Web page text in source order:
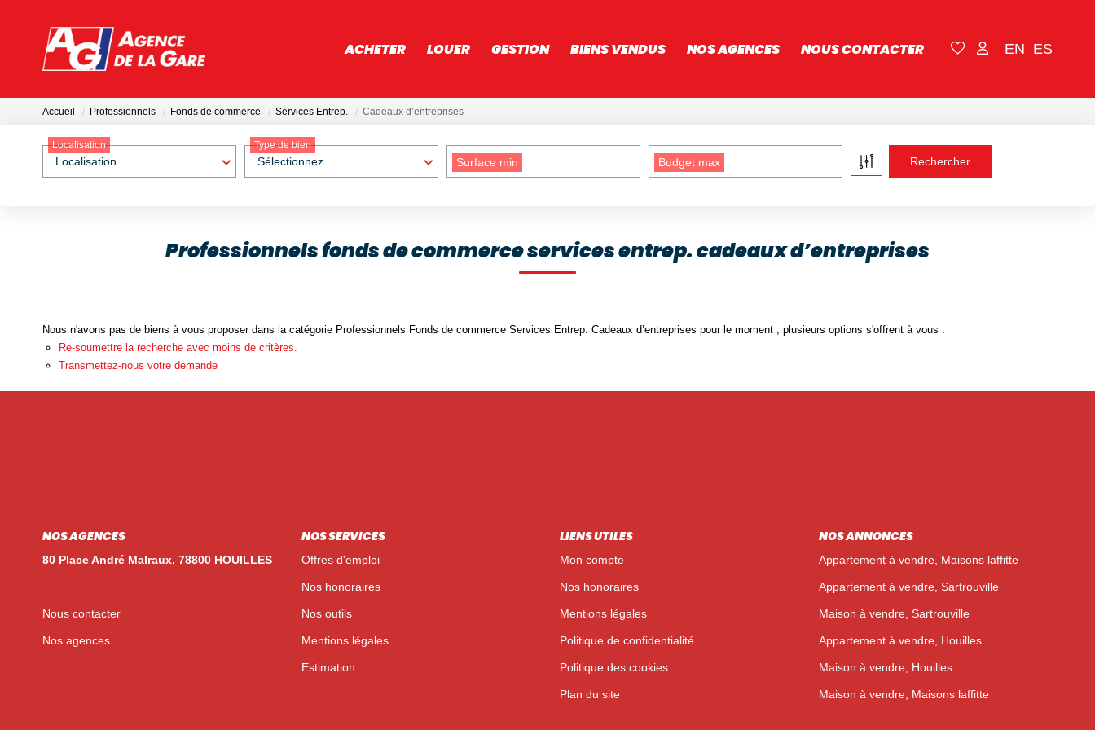
ACHETER LOUER GESTION BIENS VENDUS NOS AGENCES NOUS CONTACTER EN ES
Accueil Professionnels Fonds de commerce Services Entrep. Cadeaux d’entreprises
Localisation
Localisation
Sélectionnez...
Type de bien
Surface min Budget max
Professionnels fonds de commerce services entrep. cadeaux d’entreprises
Nous n'avons pas de biens à vous proposer dans la catégorie Professionnels Fonds de commerce Services Entrep. Cadeaux d’entreprises pour le moment , plusieurs options s'offrent à vous :
Re-soumettre la recherche avec moins de critères.
Transmettez-nous votre demande
NOS AGENCES
80 Place André Malraux, 78800 HOUILLES
Nous contacter
Nos agences
NOS SERVICES
Offres d'emploi
Nos honoraires
Nos outils
Mentions légales
Estimation
LIENS UTILES
Mon compte
Nos honoraires
Mentions légales
Politique de confidentialité
Politique des cookies
Plan du site
NOS ANNONCES
Appartement à vendre, Maisons laffitte
Appartement à vendre, Sartrouville
Maison à vendre, Sartrouville
Appartement à vendre, Houilles
Maison à vendre, Houilles
Maison à vendre, Maisons laffitte